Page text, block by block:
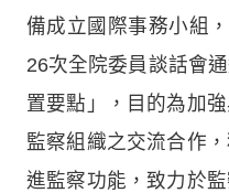
備成立國際事務小組
26次全院委員談話會
置要點」，目的為加
監察組織之交流合作
進監察功能，致力於